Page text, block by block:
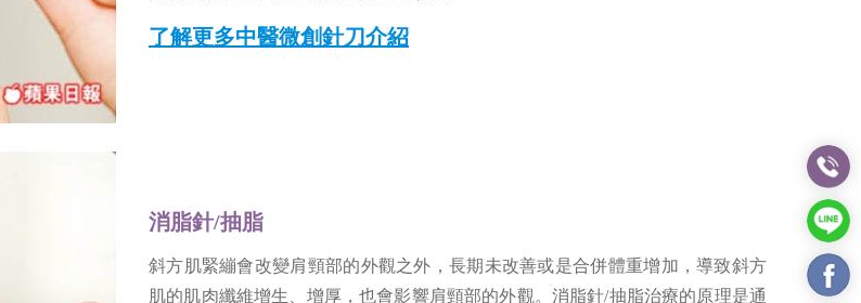
了解更多中醫微創針刀介紹
消脂針/抽脂
斜方肌緊繃會改變肩頸部的外觀之外，長期未改善或是合併體重增加，導致斜方
肌的肌肉纖維增生、增厚，也會影響肩頸部的外觀。消脂針/抽脂治療的原理是通